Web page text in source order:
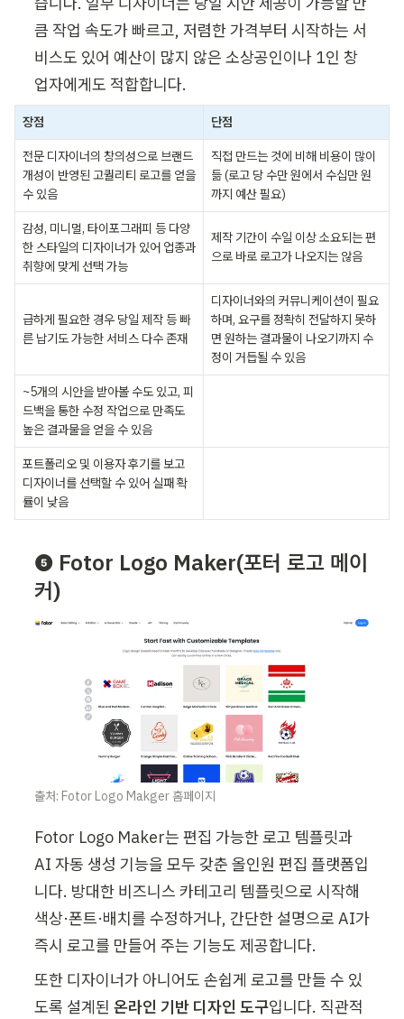
큼 작업 속도가 빠르고, 저렴한 가격부터 시작하는 서
비스도 있어 예산이 많지 않은 소상공인이나 1인 창
업자에게도 적합합니다.
장점 단점
전문 디자이너의 창의성으로 브랜드
개성이 반영된 고퀄리티 로고를 얻을
수 있음
직접 만드는 것에 비해 비용이 많이
듦 (로고 당 수만 원에서 수십만 원
까지 예산 필요)
감성, 미니멀, 타이포그래피 등 다양
한 스타일의 디자이너가 있어 업종과
취향에 맞게 선택 가능
제작 기간이 수일 이상 소요되는 편
으로 바로 로고가 나오지는 않음
급하게 필요한 경우 당일 제작 등 빠
른 납기도 가능한 서비스 다수 존재
디자이너와의 커뮤니케이션이 필요
하며, 요구를 정확히 전달하지 못하
면 원하는 결과물이 나오기까지 수
정이 거듭될 수 있음
~5개의 시안을 받아볼 수도 있고, 피
드백을 통한 수정 작업으로 만족도
높은 결과물을 얻을 수 있음
포트폴리오 및 이용자 후기를 보고
디자이너를 선택할 수 있어 실패 확
률이 낮음
❺ Fotor Logo Maker(포터 로고 메이
커)
출처: Fotor Logo Makger 홈페이지
Fotor Logo Maker는 편집 가능한 로고 템플릿과
AI 자동 생성 기능을 모두 갖춘 올인원 편집 플랫폼입
니다. 방대한 비즈니스 카테고리 템플릿으로 시작해
색상·폰트·배치를 수정하거나, 간단한 설명으로 AI가
즉시 로고를 만들어 주는 기능도 제공합니다.
또한 디자이너가 아니어도 손쉽게 로고를 만들 수 있
도록 설계된 온라인 기반 디자인 도구입니다. 직관적